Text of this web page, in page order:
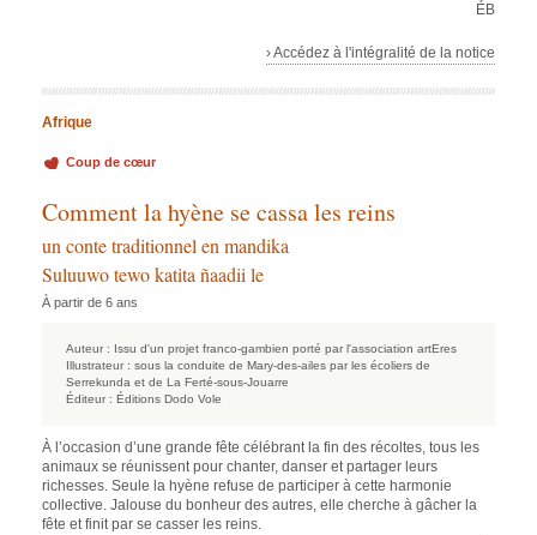
ÉB
› Accédez à l'intégralité de la notice
Afrique
Coup de cœur
Comment la hyène se cassa les reins
un conte traditionnel en mandika
Suluuwo tewo katita ñaadii le
À partir de 6 ans
Auteur : Issu d'un projet franco-gambien porté par l'association artEres
Illustrateur : sous la conduite de Mary-des-ailes par les écoliers de
Serrekunda et de La Ferté-sous-Jouarre
Éditeur : Éditions Dodo Vole
À l’occasion d’une grande fête célébrant la fin des récoltes, tous les
animaux se réunissent pour chanter, danser et partager leurs
richesses. Seule la hyène refuse de participer à cette harmonie
collective. Jalouse du bonheur des autres, elle cherche à gâcher la
fête et finit par se casser les reins.